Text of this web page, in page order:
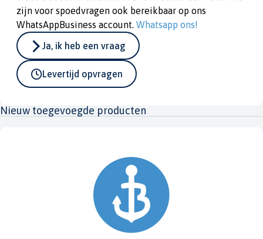
zijn voor spoedvragen ook bereikbaar op ons
WhatsAppBusiness account. Whatsapp ons!
Ja, ik heb een vraag
Levertijd opvragen
Nieuw toegevoegde producten